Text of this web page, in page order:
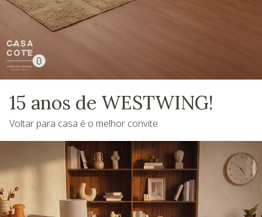
15 anos de WESTWING!
Voltar para casa é o melhor convite